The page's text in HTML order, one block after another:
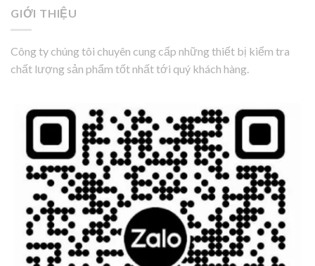
GIỚI THIỆU
Công ty chúng tôi chuyên cung cấp những thiết bị kiểm tra
chất lượng sản phẩm tốt nhất tới quý khách hàng.